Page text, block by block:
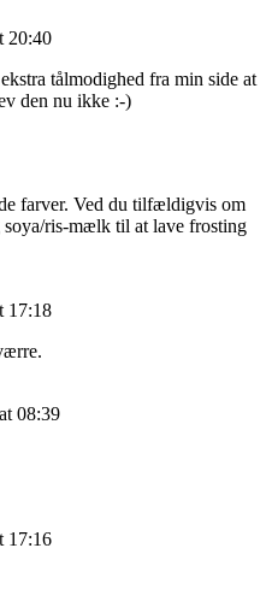
20:40
tålmodighed fra min side at
den nu ikke :-)
farver. Ved du tilfældigvis om
soya/ris-mælk til at lave frosting
17:18
08:39
17:16